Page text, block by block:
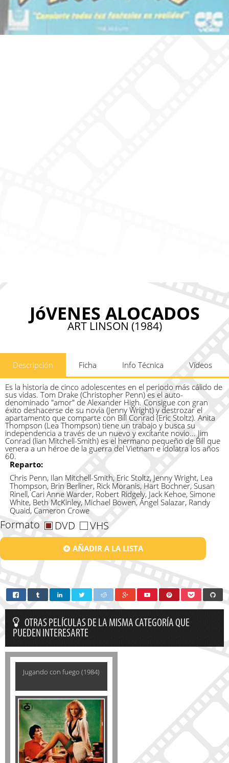
JóVENES ALOCADOS
ART LINSON (1984)
Descripción Ficha Info Técnica Vídeos
Es la historia de cinco adolescentes en el periodo más cálido de
sus vidas. Tom Drake (Christopher Penn) es el auto-
denominado "amor" de Alexander High. Consigue con gran
éxito deshacerse de su novia (Jenny Wright) y destrozar el
apartamento que comparte con Bill Conrad (Eric Stoltz). Anita
Thompson (Lea Thompson) tiene un trabajo y busca su
independencia a través de un nuevo y excitante novio... Jim
Conrad (lian Mitchell-Smith) es el hermano pequeño de Bill que
venera a un héroe de la guerra del Vietnam e idolatra los años
60.
Reparto:
Chris Penn, Ilan Mitchell-Smith, Eric Stoltz, Jenny Wright, Lea
Thompson, Brin Berliner, Rick Moranis, Hart Bochner, Susan
Rinell, Cari Anne Warder, Robert Ridgely, Jack Kehoe, Simone
White, Beth McKinley, Michael Bowen, Ángel Salazar, Randy
Quaid, Cameron Crowe
Formato DVD VHS
AÑADIR A LA LISTA
OTRAS PELÍCULAS DE LA MISMA CATEGORÍA QUE
PUEDEN INTERESARTE
Jugando con fuego (1984)